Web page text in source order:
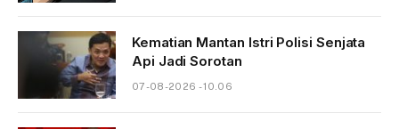
Kematian Mantan Istri Polisi Senjata
Api Jadi Sorotan
07-08-2026 - 10.06